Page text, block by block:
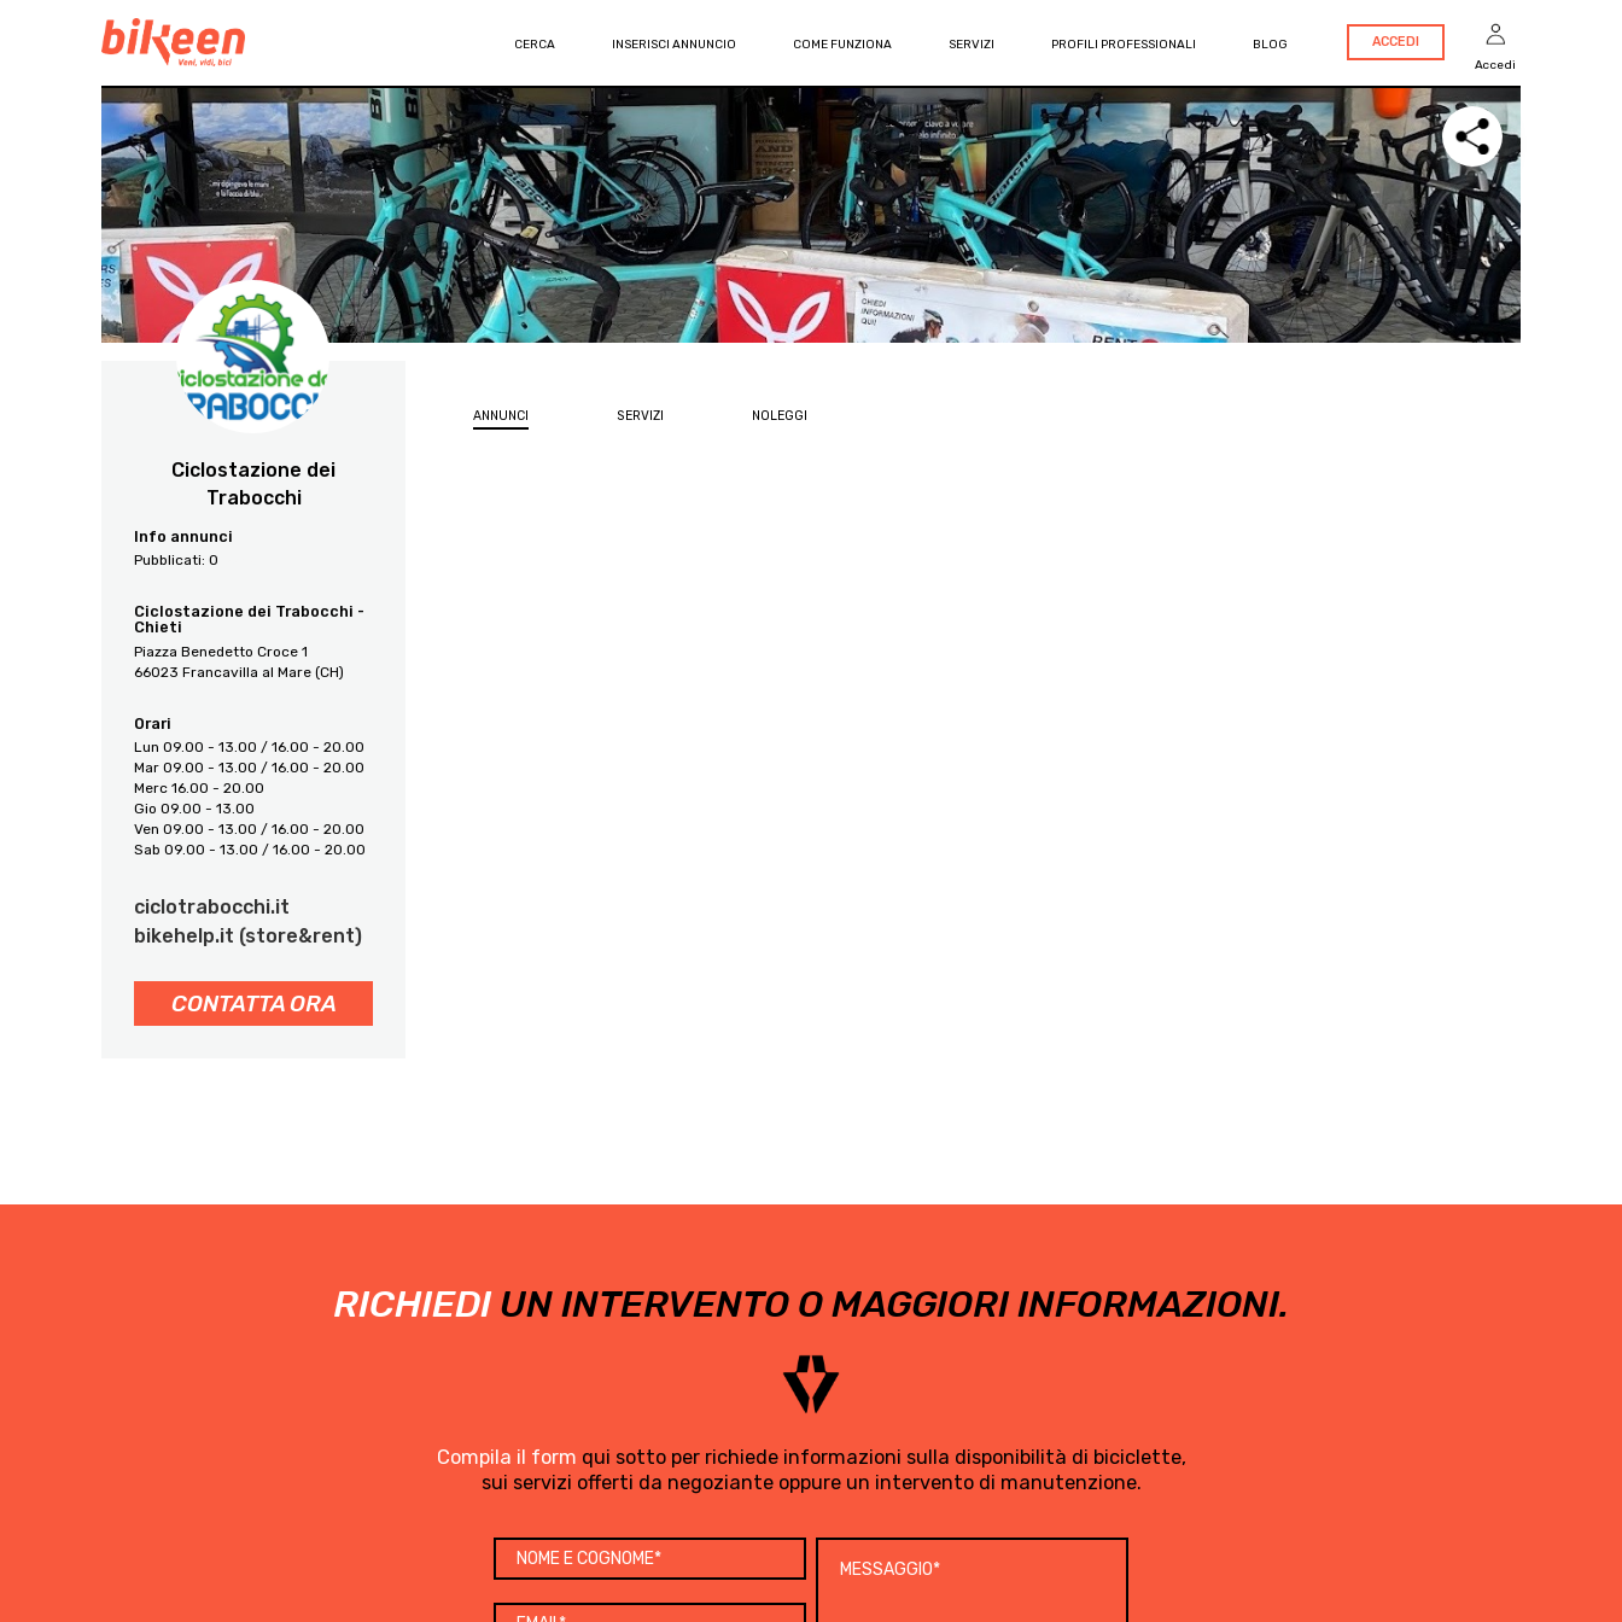
CERCA INSERISCI ANNUNCIO COME FUNZIONA SERVIZI PROFILI PROFESSIONALI BLOG ACCEDI
Accedi
Ciclostazione dei
Trabocchi
Info annunci
Pubblicati: 0
Ciclostazione dei Trabocchi -
Chieti
Piazza Benedetto Croce 1
66023 Francavilla al Mare (CH)
Orari
Lun 09.00 - 13.00 / 16.00 - 20.00
Mar 09.00 - 13.00 / 16.00 - 20.00
Merc 16.00 - 20.00
Gio 09.00 - 13.00
Ven 09.00 - 13.00 / 16.00 - 20.00
Sab 09.00 - 13.00 / 16.00 - 20.00
ciclotrabocchi.it
bikehelp.it (store&rent)
CONTATTA ORA
ANNUNCI SERVIZI NOLEGGI
RICHIEDIUN INTERVENTO O MAGGIORI INFORMAZIONI.
Compila il form qui sotto per richiede informazioni sulla disponibilità di biciclette,
sui servizi offerti da negoziante oppure un intervento di manutenzione.